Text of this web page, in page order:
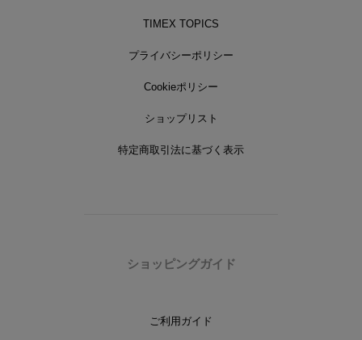
TIMEX TOPICS
プライバシーポリシー
Cookieポリシー
ショップリスト
特定商取引法に基づく表示
ショッピングガイド
ご利用ガイド